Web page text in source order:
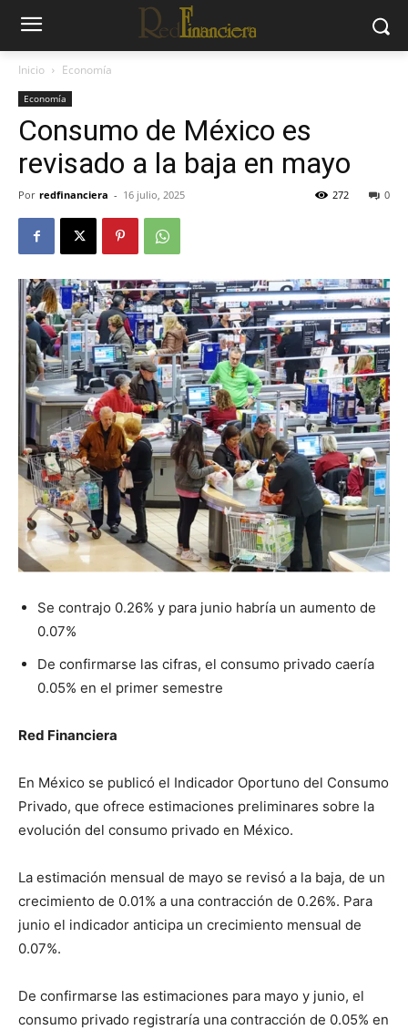
Inicio Economía
Economía
Consumo de México es
revisado a la baja en mayo
Por redfinanciera - 16 julio, 2025 0
272
Se contrajo 0.26% y para junio habría un aumento de
0.07%
De confirmarse las cifras, el consumo privado caería
0.05% en el primer semestre
Red Financiera
En México se publicó el Indicador Oportuno del Consumo
Privado, que ofrece estimaciones preliminares sobre la
evolución del consumo privado en México.
La estimación mensual de mayo se revisó a la baja, de un
crecimiento de 0.01% a una contracción de 0.26%. Para
junio el indicador anticipa un crecimiento mensual de
0.07%.
De confirmarse las estimaciones para mayo y junio, el
consumo privado registraría una contracción de 0.05% en